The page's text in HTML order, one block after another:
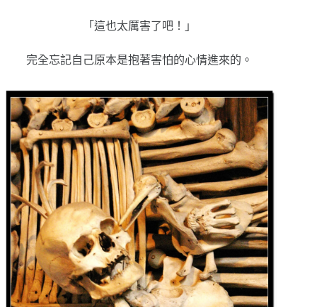
「這也太厲害了吧！」
完全忘記自己原本是抱著害怕的心情進來的。